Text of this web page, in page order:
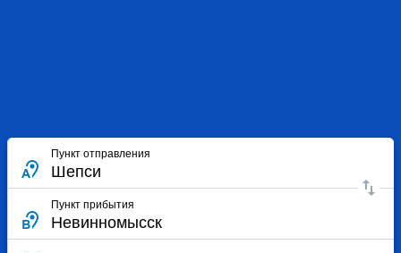
Пункт отправления
Пункт прибытия